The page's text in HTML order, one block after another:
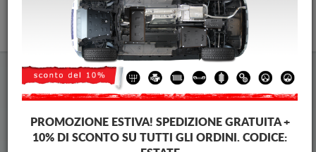
Piastra paramotore di acciaio Isuzu
Piastra paramotore di acciaio Isuzu D-Max
Brands
Brands
PROMOZIONE ESTIVA! SPEDIZIONE GRATUITA +
10% DI SCONTO SU TUTTI GLI ORDINI. CODICE: